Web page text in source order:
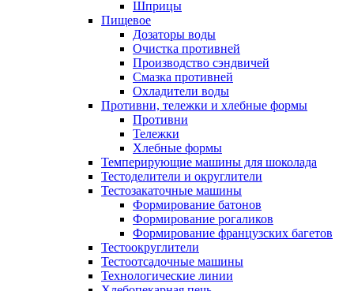
Шприцы
Пищевое
Дозаторы воды
Очистка противней
Производство сэндвичей
Смазка противней
Охладители воды
Противни, тележки и хлебные формы
Противни
Тележки
Хлебные формы
Темперирующие машины для шоколада
Тестоделители и округлители
Тестозакаточные машины
Формирование батонов
Формирование рогаликов
Формирование французских багетов
Тестоокруглители
Тестоотсадочные машины
Технологические линии